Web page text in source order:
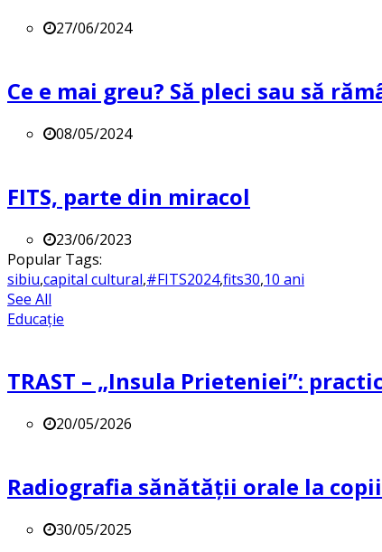
27/06/2024
Ce e mai greu? Să pleci sau să
08/05/2024
FITS, parte din miracol
23/06/2023
Popular Tags:
sibiu,capital cultural,#FITS2024,fits30,10 ani
See All
Educație
TRAST – „Insula Prieteniei”:
20/05/2026
Radiografia sănătății orale la copii.
30/05/2025